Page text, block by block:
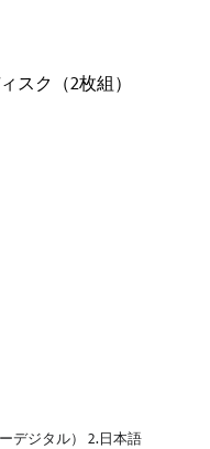
スク（2枚組）
デジタル） 2.日本語